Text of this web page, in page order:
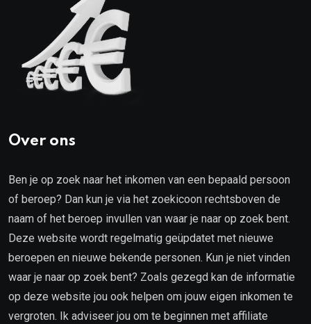
Over ons
Ben je op zoek naar het inkomen van een bepaald persoon
of beroep? Dan kun je via het zoekicoon rechtsboven de
naam of het beroep invullen van waar je naar op zoek bent.
Deze website wordt regelmatig geüpdatet met nieuwe
beroepen en nieuwe bekende personen. Kun je niet vinden
waar je naar op zoek bent? Zoals gezegd kan de informatie
op deze website jou ook helpen om jouw eigen inkomen te
vergroten. Ik adviseer jou om te beginnen met affiliate